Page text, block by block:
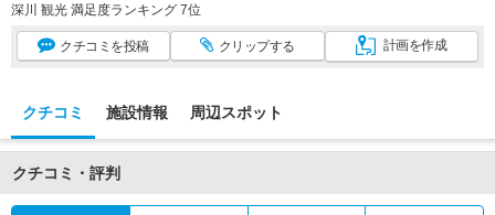
深川 観光 満足度ランキング 7位
クチコミ を投稿 クリップする 計画を作成
クチコミ 施設情報 周辺スポット
クチコミ・評判